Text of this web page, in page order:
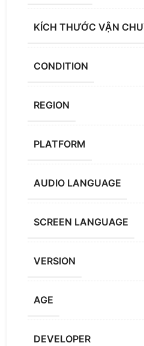
KÍCH THƯỚC VẬN
CONDITION
REGION
PLATFORM
AUDIO LANGUAGE
SCREEN LANGUAGE
VERSION
AGE
DEVELOPER